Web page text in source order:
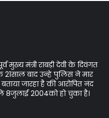
मुख्य मंत्री राबड़ी देवी के दिवंगत
21साल बाद उन्हे पुलिस ने मार
जारहा है की आरोपित नंद
8जुलाई 2004को हो चुका है।